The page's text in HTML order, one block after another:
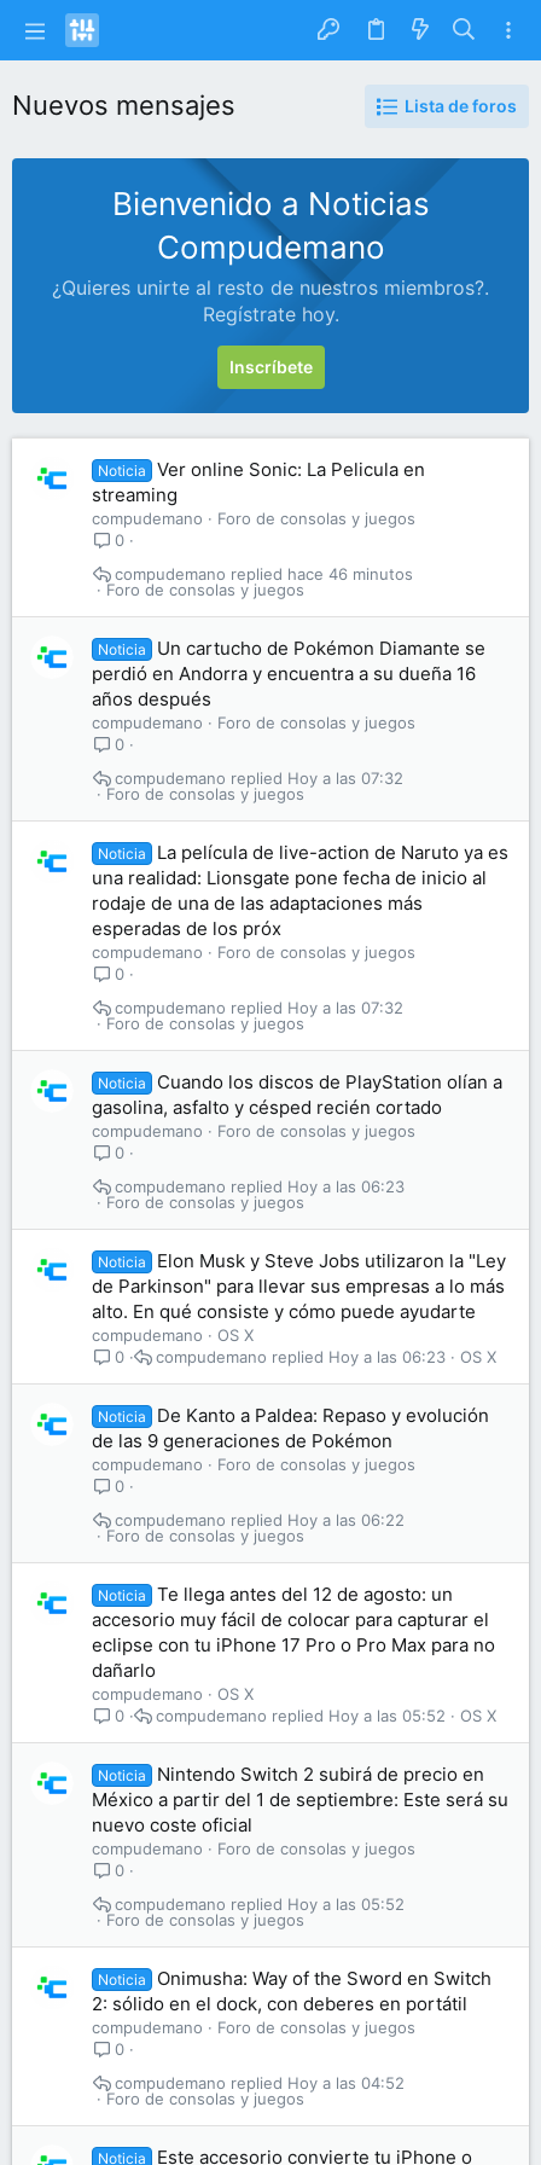
Nuevos mensajes Lista de foros
Bienvenido a Noticias
Compudemano
¿Quieres unirte al resto de nuestros miembros?.
Regístrate hoy.
Inscríbete
Noticia
Ver online Sonic: La Pelicula en
streaming
compudemano
Foro de consolas y juegos
0
Foro de consolas y juegos
hace 46 minutos
compudemano
Noticia
Un cartucho de Pokémon Diamante se
perdió en Andorra y encuentra a su dueña 16
años después
compudemano
Foro de consolas y juegos
0
Foro de consolas y juegos
Hoy a las 07:32
compudemano
Noticia
La película de live-action de Naruto ya es
una realidad: Lionsgate pone fecha de inicio al
rodaje de una de las adaptaciones más
esperadas de los próx
compudemano
Foro de consolas y juegos
0
Foro de consolas y juegos
Hoy a las 07:32
compudemano
Noticia
Cuando los discos de PlayStation olían a
gasolina, asfalto y césped recién cortado
compudemano
Foro de consolas y juegos
0
Foro de consolas y juegos
Hoy a las 06:23
compudemano
Noticia
Elon Musk y Steve Jobs utilizaron la "Ley
de Parkinson" para llevar sus empresas a lo más
alto. En qué consiste y cómo puede ayudarte
compudemano
OS X
0
OS X
Hoy a las 06:23
compudemano
Noticia
De Kanto a Paldea: Repaso y evolución
de las 9 generaciones de Pokémon
compudemano
Foro de consolas y juegos
0
Foro de consolas y juegos
Hoy a las 06:22
compudemano
Noticia
Te llega antes del 12 de agosto: un
accesorio muy fácil de colocar para capturar el
eclipse con tu iPhone 17 Pro o Pro Max para no
dañarlo
compudemano
OS X
0
OS X
Hoy a las 05:52
compudemano
Noticia
Nintendo Switch 2 subirá de precio en
México a partir del 1 de septiembre: Este será su
nuevo coste oficial
compudemano
Foro de consolas y juegos
0
Foro de consolas y juegos
Hoy a las 05:52
compudemano
Noticia
Onimusha: Way of the Sword en Switch
2: sólido en el dock, con deberes en portátil
compudemano
Foro de consolas y juegos
0
Foro de consolas y juegos
Hoy a las 04:52
compudemano
Noticia Este accesorio convierte tu iPhone o